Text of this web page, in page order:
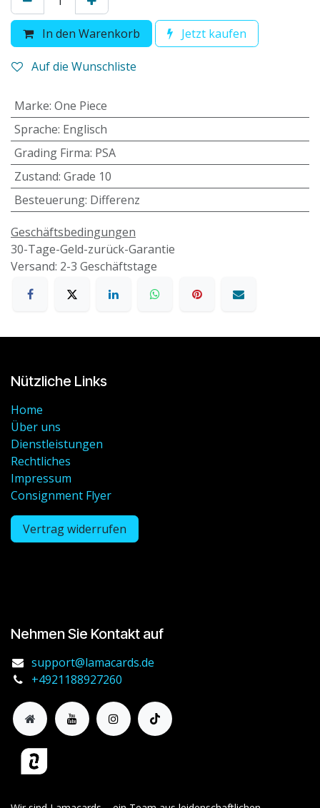
In den Warenkorb Jetzt kaufen
Auf die Wunschliste
Marke: One Piece
Sprache: Englisch
Grading Firma: PSA
Zustand: Grade 10
Besteuerung: Differenz
Geschäftsbedingungen
30-Tage-Geld-zurück-Garantie
Versand: 2-3 Geschäftstage
Nützliche Links
Home
Über uns
Dienstleistungen
Rechtliches
Impressum
Consignment Flyer
Vertrag widerrufen
Nehmen Sie Kontakt auf
support@lamacards.de
+4921188927260